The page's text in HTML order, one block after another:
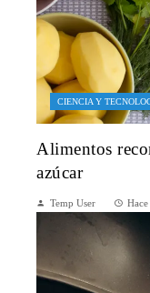
CIENCIA Y
Alimentos
azúcar
Temp User Hace